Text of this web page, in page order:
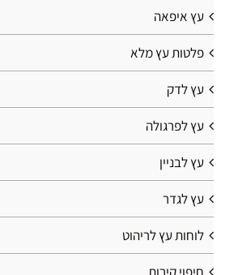
עץ איפאה
פלטות עץ מלא
עץ לדק
עץ לפרגולה
עץ לבניין
עץ לגדר
לוחות עץ לריהוט